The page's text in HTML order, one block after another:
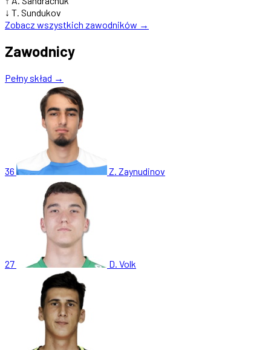
↓ T. Sundukov
Zobacz wszystkich zawodników →
Zawodnicy
Pełny skład →
36 Z. Zaynudinov
27 D. Volk